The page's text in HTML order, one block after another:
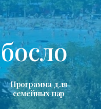
Программа для
семейных пар